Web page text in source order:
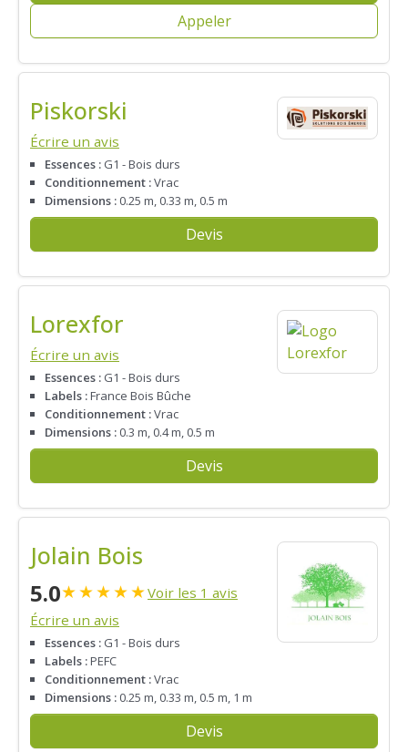
Appeler
Piskorski
Écrire un avis
Essences : G1 - Bois durs
Conditionnement :Vrac
Dimensions : 0.25 m, 0.33 m, 0.5 m
Devis
Lorexfor
Écrire un avis
Essences : G1 - Bois durs
Labels :France Bois Bûche
Conditionnement :Vrac
Dimensions : 0.3 m, 0.4 m, 0.5 m
Devis
Jolain Bois
5.0★★★★★Voir les 1 avis
Écrire un avis
Essences : G1 - Bois durs
Labels :PEFC
Conditionnement :Vrac
Dimensions : 0.25 m, 0.33 m, 0.5 m, 1 m
Devis